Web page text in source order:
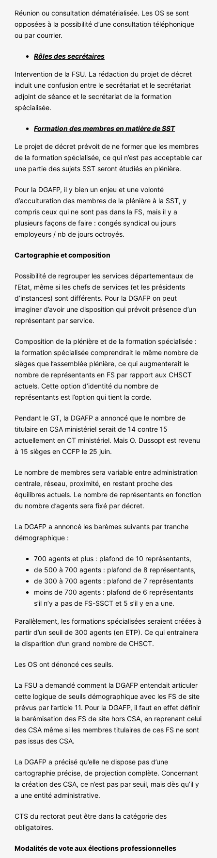
Réunion ou consultation dématérialisée. Les OS se sont
opposées à la possibilité d’une consultation téléphonique
ou par courrier.
Rôles des secrétaires
Intervention de la FSU. La rédaction du projet de décret
induit une confusion entre le secrétariat et le secrétariat
adjoint de séance et le secrétariat de la formation
spécialisée.
Formation des membres en matière de SST
Le projet de décret prévoit de ne former que les membres
de la formation spécialisée, ce qui n’est pas acceptable car
une partie des sujets SST seront étudiés en plénière.
Pour la DGAFP, il y bien un enjeu et une volonté
d’acculturation des membres de la plénière à la SST, y
compris ceux qui ne sont pas dans la FS, mais il y a
plusieurs façons de faire : congés syndical ou jours
employeurs / nb de jours octroyés.
Cartographie et composition
Possibilité de regrouper les services départementaux de
l’Etat, même si les chefs de services (et les présidents
d’instances) sont différents. Pour la DGAFP on peut
imaginer d’avoir une disposition qui prévoit présence d’un
représentant par service.
Composition de la plénière et de la formation spécialisée :
la formation spécialisée comprendrait le même nombre de
sièges que l’assemblée plénière, ce qui augmenterait le
nombre de représentants en FS par rapport aux CHSCT
actuels. Cette option d’identité du nombre de
représentants est l’option qui tient la corde.
Pendant le GT, la DGAFP a annoncé que le nombre de
titulaire en CSA ministériel serait de 14 contre 15
actuellement en CT ministériel. Mais O. Dussopt est revenu
à 15 sièges en CCFP le 25 juin.
Le nombre de membres sera variable entre administration
centrale, réseau, proximité, en restant proche des
équilibres actuels. Le nombre de représentants en fonction
du nombre d’agents sera fixé par décret.
La DGAFP a annoncé les barèmes suivants par tranche
démographique :
700 agents et plus : plafond de 10 représentants,
de 500 à 700 agents : plafond de 8 représentants,
de 300 à 700 agents : plafond de 7 représentants
moins de 700 agents : plafond de 6 représentants
s’il n’y a pas de FS-SSCT et 5 s’il y en a une.
Parallèlement, les formations spécialisées seraient créées à
partir d’un seuil de 300 agents (en ETP). Ce qui entrainera
la disparition d’un grand nombre de CHSCT.
Les OS ont dénoncé ces seuils.
La FSU a demandé comment la DGAFP entendait articuler
cette logique de seuils démographique avec les FS de site
prévus par l’article 11. Pour la DGAFP, il faut en effet définir
la barémisation des FS de site hors CSA, en reprenant celui
des CSA même si les membres titulaires de ces FS ne sont
pas issus des CSA.
La DGAFP a précisé qu’elle ne dispose pas d’une
cartographie précise, de projection complète. Concernant
la création des CSA, ce n’est pas par seuil, mais dès qu’il y
a une entité administrative.
CTS du rectorat peut être dans la catégorie des
obligatoires.
Modalités de vote aux élections professionnelles